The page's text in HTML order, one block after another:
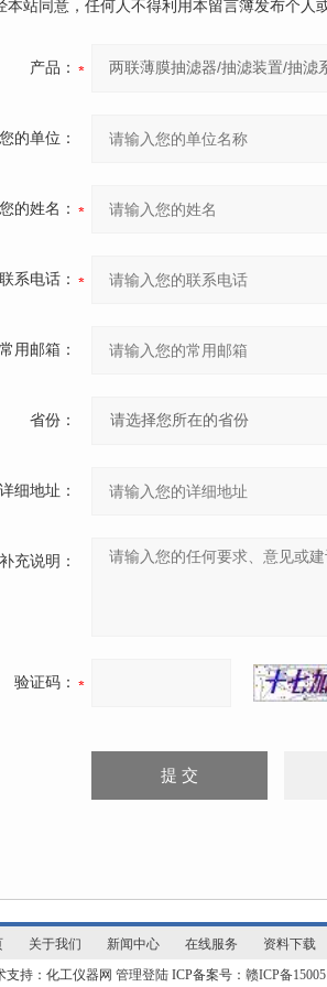
本站同意，任何人不得利用本留言簿发布个人
产品：
的单位：
的姓名：
系电话：
用邮箱：
省份：
细地址：
充说明：
验证码：
关于我们 新闻中心 在线服务 资料下载
支持：化工仪器网 管理登陆ICP备案号： 赣ICP备